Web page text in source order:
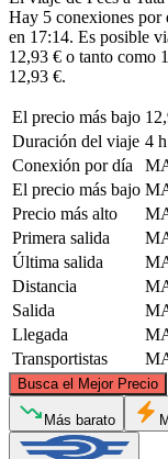
Hay 5 conexiones por
en 17:14. Es posible
12,93 € o tanto como
12,93 €.
El precio más bajo
Duración del viaje 4
Conexión por día
El precio más bajo
Precio más alto
Primera salida
Última salida
Distancia
Salida
Llegada
Transportistas
Busca el Mejor Precio
Más barato